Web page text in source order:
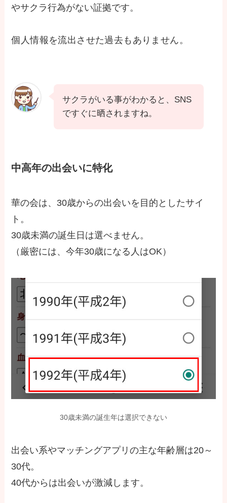
やサクラ行為がない証拠です。
個人情報を流出させた過去もありません。
サクラがいる事がわかると、SNS
ですぐに晒されますね。
中高年の出会いに特化
華の会は、30歳からの出会いを目的としたサイ
ト。
30歳未満の誕生日は選べません。
（厳密には、今年30歳になる人はOK）
30歳未満の誕生年は選択できない
出会い系やマッチングアプリの主な年齢層は20～
30代。
40代からは出会いが激減します。